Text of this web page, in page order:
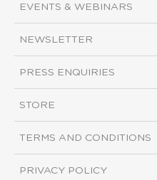
EVENTS & WEBINARS
NEWSLETTER
PRESS ENQUIRIES
STORE
TERMS AND CONDITIONS
PRIVACY POLICY